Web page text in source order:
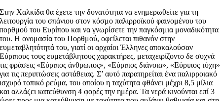
Στην Χαλκίδα θα έχετε την δυνατότητα να ενημερωθείτε για τη
λειτουργία του σπάνιου στον κόσμο παλιρροϊκού φαινομένου του
πορθμού του Ευρίπου και να γνωρίσετε την παγκόσμια μοναδικότητα
του. Η ονομασία του Πορθμού, οφείλεται πιθανόν στην
ευμεταβλητότητά του, γιατί οι αρχαίοι Έλληνες αποκαλούσαν
Εύριπους τους ευμετάβλητους χαρακτήρες, μεταχειρίζοντο δε συχνά
τις φράσεις «Εύριπος άνθρωπος», «Εύριπος διάνοια», «Εύριπος τύχη»
για τις περιπτώσεις αστάθειας. Σ’ αυτό παρατηρείται ένα παλιρροιακό
ισχυρό τοπικό ρεύμα, του οποίου η ταχύτητα φθάνει μέχρι 8,5 μίλια
και αλλάζει κατεύθυνση 4 φορές την ημέρα. Τα νερά κινούνται επί 3